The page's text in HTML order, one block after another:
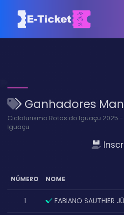
Ganhadores
Cicloturismo Rotas do Iguaçu 2025
Iguaçu
NÚMERO NOME
1 FABIANO SAUTHIER